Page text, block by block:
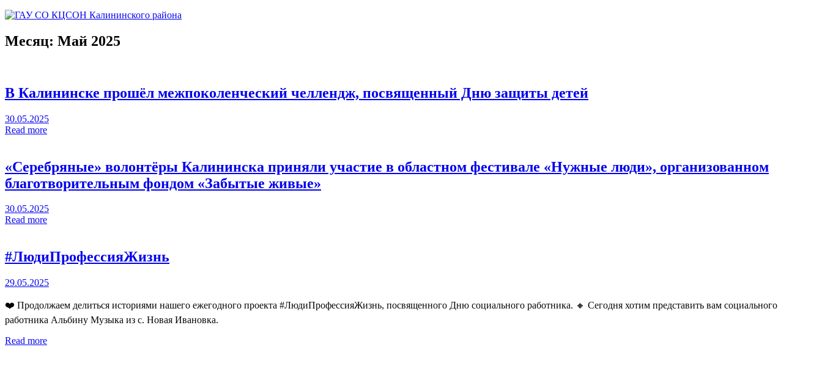
Месяц: Май 2025
В Калининске прошёл межпоколенческий челлендж, посвященный Дню защиты детей
30.05.2025
Read more
«Серебряные» волонтёры Калининска приняли участие в областном фестивале «Нужные люди», организованном
благотворительным фондом «Забытые живые»
30.05.2025
Read more
#ЛюдиПрофессияЖизнь
29.05.2025
❤️ Продолжаем делиться историями нашего ежегодного проекта #ЛюдиПрофессияЖизнь, посвященного Дню социального работника. 🔸 Сегодня хотим представить вам социального
работника Альбину Музыка из с. Новая Ивановка.
Read more